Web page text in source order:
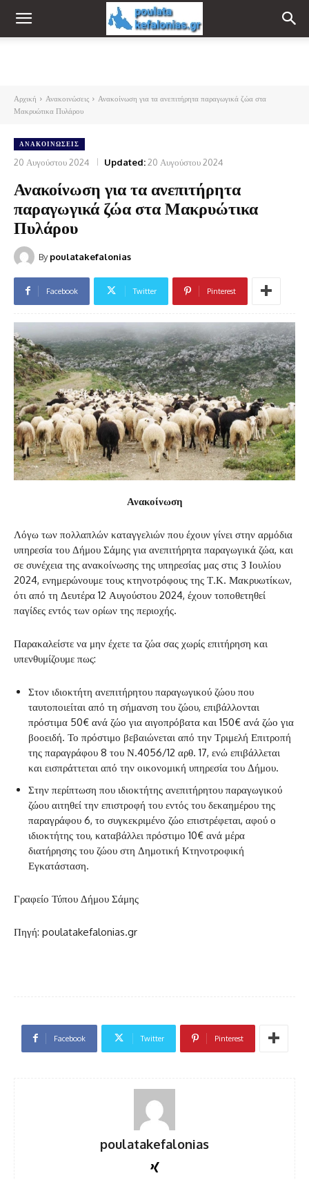
Αρχική Ανακοινώσεις
Ανακοίνωση για τα ανεπιτήρητα παραγωγικά ζώα στα
Μακρυώτικα Πυλάρου
ΑΝΑΚΟΙΝΏΣΕΙΣ
20 Αυγούστου 2024 Updated:20 Αυγούστου 2024
Ανακοίνωση για τα ανεπιτήρητα
παραγωγικά ζώα στα Μακρυώτικα
Πυλάρου
By poulatakefalonias
Facebook Twitter Pinterest
Ανακοίνωση
Λόγω των πολλαπλών καταγγελιών που έχουν γίνει στην αρμόδια
υπηρεσία του Δήμου Σάμης για ανεπιτήρητα παραγωγικά ζώα, και
σε συνέχεια της ανακοίνωσης της υπηρεσίας μας στις 3 Ιουλίου
2024, ενημερώνουμε τους κτηνοτρόφους της Τ.Κ. Μακρυωτίκων,
ότι από τη Δευτέρα 12 Αυγούστου 2024, έχουν τοποθετηθεί
παγίδες εντός των ορίων της περιοχής.
Παρακαλείστε να μην έχετε τα ζώα σας χωρίς επιτήρηση και
υπενθυμίζουμε πως:
Στον ιδιοκτήτη ανεπιτήρητου παραγωγικού ζώου που
ταυτοποιείται από τη σήμανση του ζώου, επιβάλλονται
πρόστιμα 50€ ανά ζώο για αιγοπρόβατα και 150€ ανά ζώο για
βοοειδή. Το πρόστιμο βεβαιώνεται από την Τριμελή Επιτροπή
της παραγράφου 8 του Ν.4056/12 αρθ. 17, ενώ επιβάλλεται
και εισπράττεται από την οικονομική υπηρεσία του Δήμου.
Στην περίπτωση που ιδιοκτήτης ανεπιτήρητου παραγωγικού
ζώου αιτηθεί την επιστροφή του εντός του δεκαημέρου της
παραγράφου 6, το συγκεκριμένο ζώο επιστρέφεται, αφού ο
ιδιοκτήτης του, καταβάλλει πρόστιμο 10€ ανά μέρα
διατήρησης του ζώου στη Δημοτική Κτηνοτροφική
Εγκατάσταση.
Γραφείο Τύπου Δήμου Σάμης
Πηγή: poulatakefalonias.gr
Facebook Twitter Pinterest
poulatakefalonias